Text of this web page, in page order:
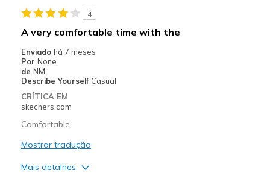
4
A very comfortable time with the
Enviado há 7 meses
Por None
de NM
Describe Yourself Casual
CRÍTICA EM
skechers.com
Comfortable
Mostrar tradução
Mais detalhes